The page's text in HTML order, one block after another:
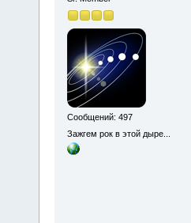
Сообщений: 497
Зажгем рок в этой дыре...